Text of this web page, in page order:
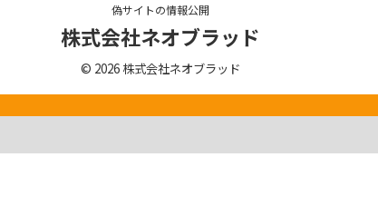
偽サイトの情報公開
株式会社ネオブラッド
© 2026 株式会社ネオブラッド